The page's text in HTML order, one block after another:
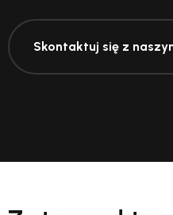
Skontaktuj się z